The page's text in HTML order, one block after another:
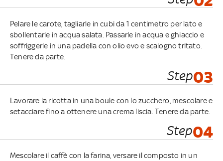
Pelare le carote, tagliarle in cubi da 1 centimetro per lato e
sbollentarle in acqua salata. Passarle in acqua e ghiaccio e
soffriggerle in una padella con olio evo e scalogno tritato.
Tenere da parte.
Step03
Lavorare la ricotta in una boule con lo zucchero, mescolare e
setacciare fino a ottenere una crema liscia. Tenere da parte.
Step04
Mescolare il caffè con la farina, versare il composto in un